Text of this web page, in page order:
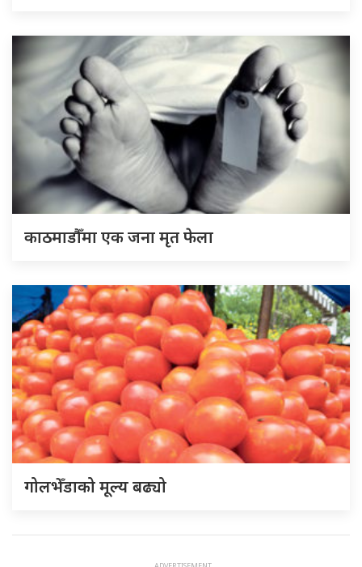
काठमाडौँमा एक जना मृत फेला
गोलभेँडाको मूल्य बढ्यो